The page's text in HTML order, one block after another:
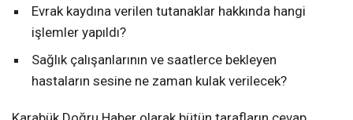
Evrak kaydına verilen tutanaklar hakkında hangi
işlemler yapıldı?
Sağlık çalışanlarının ve saatlerce bekleyen
hastaların sesine ne zaman kulak verilecek?